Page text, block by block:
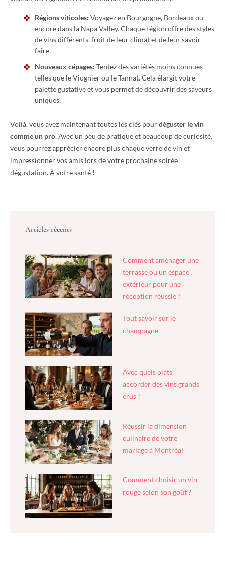
Régions viticoles: Voyagez en Bourgogne, Bordeaux ou
encore dans la Napa Valley. Chaque région offre des styles
de vins différents, fruit de leur climat et de leur savoir-
faire.
Nouveaux cépages: Tentez des variétés moins connues
telles que le Viognier ou le Tannat. Cela élargit votre
palette gustative et vous permet de découvrir des saveurs
uniques.
Voilà, vous avez maintenant toutes les clés pourdéguster le vin
comme un pro. Avec un peu de pratique et beaucoup de curiosité,
vous pourrez apprécier encore plus chaque verre de vin et
impressionner vos amis lors de votre prochaine soirée
dégustation. À votre santé !
Articles récents
Comment aménager une
terrasse ou un espace
extérieur pour une
réception réussie ?
Tout savoir sur le
champagne
Avec quels plats
accorder des vins grands
crus ?
Réussir la dimension
culinaire de votre
mariage à Montréal
Comment choisir un vin
rouge selon son goût ?